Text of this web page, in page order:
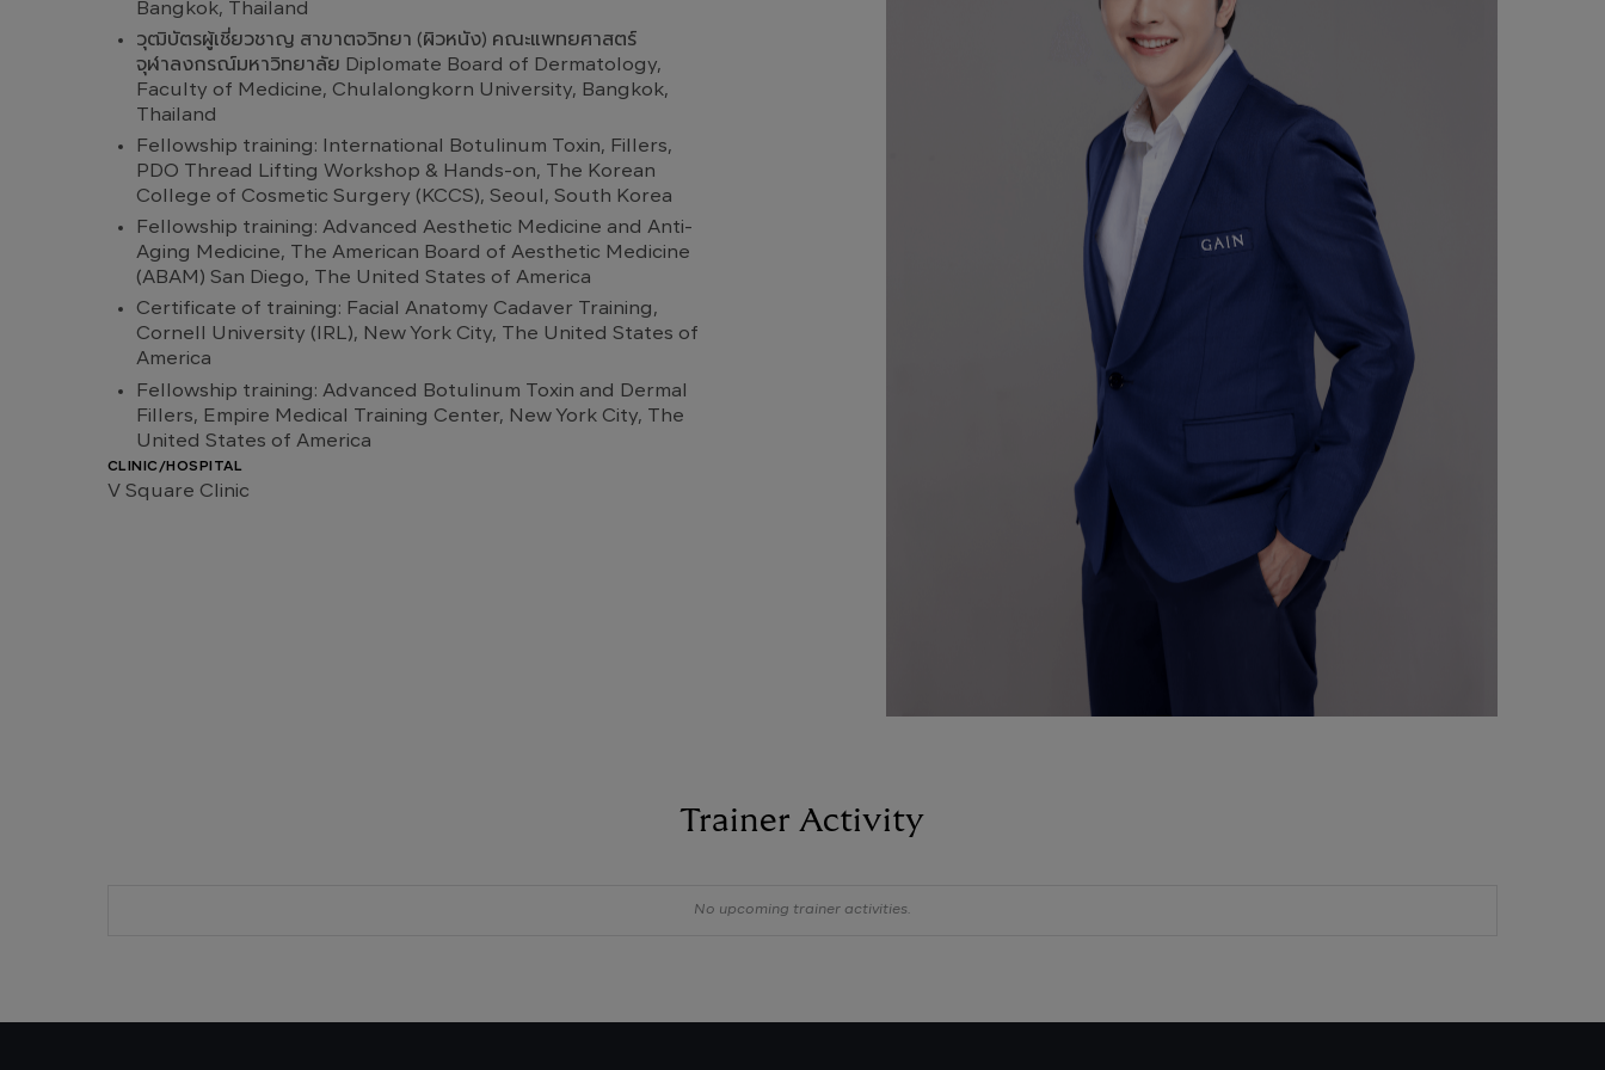
Bangkok, Thailand
วุฒิบัตรผู้เชี่ยวชาญ สาขาตจวิทยา (ผิวหนัง) คณะแพทยศาสตร์
จุฬาลงกรณ์มหาวิทยาลัย Diplomate Board of Dermatology,
Faculty of Medicine, Chulalongkorn University, Bangkok,
Thailand
Fellowship training: International Botulinum Toxin, Fillers,
PDO Thread Lifting Workshop & Hands-on, The Korean
College of Cosmetic Surgery (KCCS), Seoul, South Korea
Fellowship training: Advanced Aesthetic Medicine and Anti-
Aging Medicine, The American Board of Aesthetic Medicine
(ABAM) San Diego, The United States of America
Certificate of training: Facial Anatomy Cadaver Training,
Cornell University (IRL), New York City, The United States of
America
Fellowship training: Advanced Botulinum Toxin and Dermal
Fillers, Empire Medical Training Center, New York City, The
United States of America
CLINIC/HOSPITAL
V Square Clinic
Trainer Activity
No upcoming trainer activities.